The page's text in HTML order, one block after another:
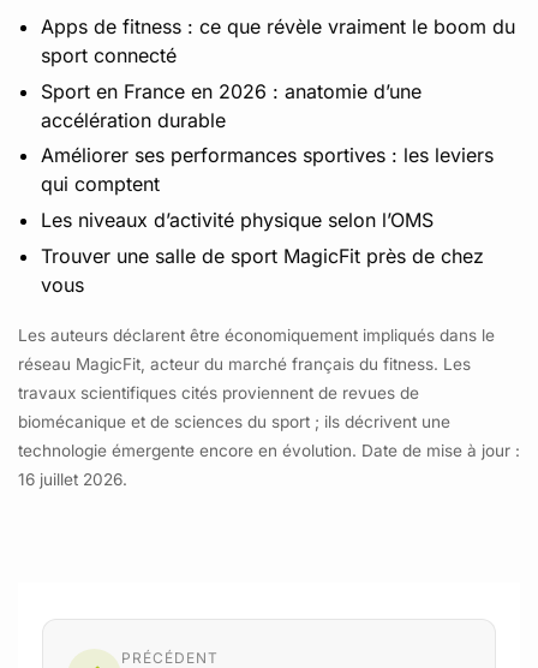
Apps de fitness : ce que révèle vraiment le boom du
sport connecté
Sport en France en 2026 : anatomie d’une
accélération durable
Améliorer ses performances sportives : les leviers
qui comptent
Les niveaux d’activité physique selon l’OMS
Trouver une salle de sport MagicFit près de chez
vous
Les auteurs déclarent être économiquement impliqués dans le
réseau MagicFit, acteur du marché français du fitness. Les
travaux scientifiques cités proviennent de revues de
biomécanique et de sciences du sport ; ils décrivent une
technologie émergente encore en évolution. Date de mise à jour :
16 juillet 2026.
PRÉCÉDENT